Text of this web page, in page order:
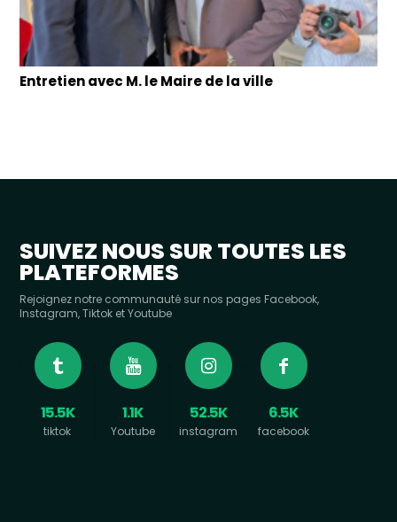
Entretien avec M. le Maire de la ville
SUIVEZ NOUS SUR TOUTES LES
PLATEFORMES
Rejoignez notre communauté sur nos pages Facebook,
Instagram, Tiktok et Youtube
15.5K
tiktok
1.1K
Youtube
52.5K
instagram
6.5K
facebook